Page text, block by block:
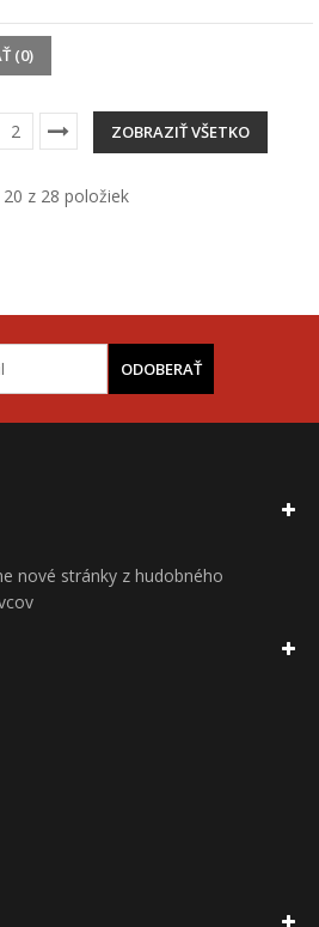
(0)
ZOBRAZIŤ VŠETKO
2
z 28 položiek
ODOBERAŤ
nové stránky z hudobného